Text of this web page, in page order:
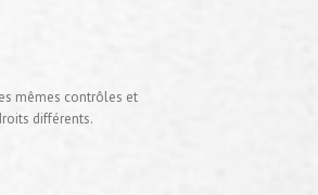
mêmes contrôles et
différents.